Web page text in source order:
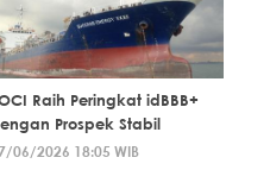
Raih Peringkat idBBB+
Prospek Stabil
06/2026 18:05 WIB